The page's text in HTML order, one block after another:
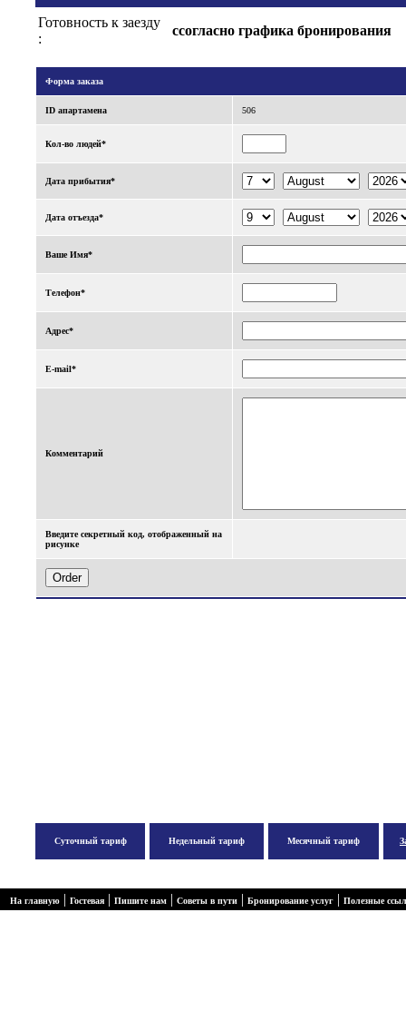
Готовность к заезду
:
cсогласно графика бронирования
Форма заказа
ID апартаменa 506
Кол-во людей*
Дата прибытия*
Дата отъезда*
Ваше Имя*
Телефон*
Адрес*
E-mail*
Комментарий
Введите секретный код, отображенный на
рисунке
Суточный тариф Недельный тариф Месячный тариф
На главную | Гостевая | Пишите нам | Советы в пути | Бронирование услуг | Полезные